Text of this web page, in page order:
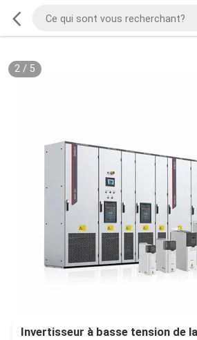
2/ 5
Invertisseur à basse tension de